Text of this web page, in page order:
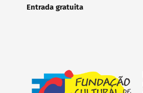
Entrada gratuita